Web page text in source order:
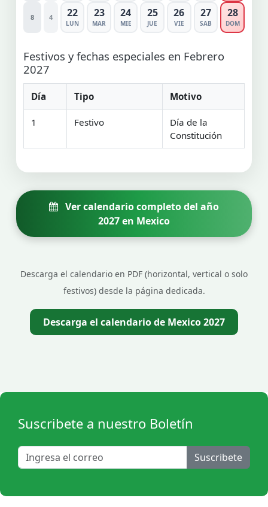
8 4 22
LUN
23
MAR
24
MIE
25
JUE
26
VIE
27
SAB
28
DOM
Festivos y fechas especiales en Febrero
2027
Día Tipo Motivo
1 Festivo
Día de la
Constitución
Ver calendario completo del año
2027 en Mexico
Descarga el calendario en PDF (horizontal, vertical o solo
festivos) desde la página dedicada.
Descarga el calendario de Mexico 2027
Suscribete a nuestro Boletín
Suscribete